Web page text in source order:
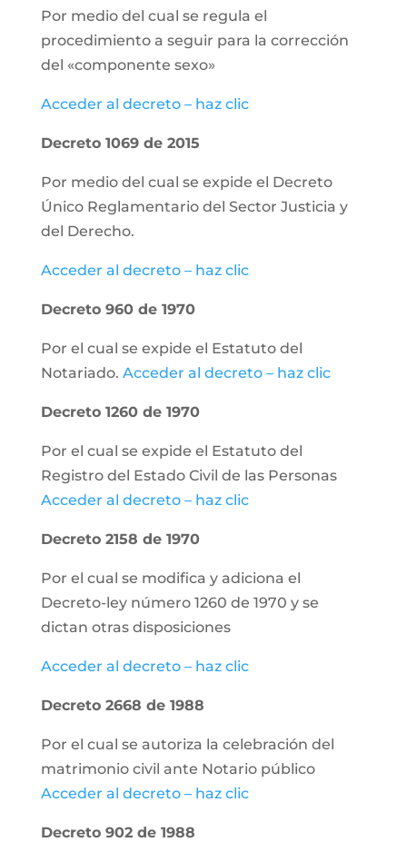
Por medio del cual se regula el
procedimiento a seguir para la corrección
del «componente sexo»
Acceder al decreto – haz clic
Decreto 1069 de 2015
Por medio del cual se expide el Decreto
Único Reglamentario del Sector Justicia y
del Derecho.
Acceder al decreto – haz clic
Decreto 960 de 1970
Por el cual se expide el Estatuto del
Notariado. Acceder al decreto – haz clic
Decreto 1260 de 1970
Por el cual se expide el Estatuto del
Registro del Estado Civil de las Personas
Acceder al decreto – haz clic
Decreto 2158 de 1970
Por el cual se modifica y adiciona el
Decreto-ley número 1260 de 1970 y se
dictan otras disposiciones
Acceder al decreto – haz clic
Decreto 2668 de 1988
Por el cual se autoriza la celebración del
matrimonio civil ante Notario público
Acceder al decreto – haz clic
Decreto 902 de 1988